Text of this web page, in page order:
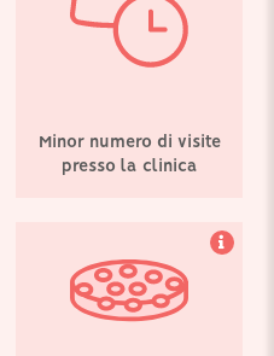
Minor numero di visite
presso la clinica
ciclo di trattamento
possono essere congelati
e stoccati in modo che tu
possa utilizzarli in futuro.
della
a
i
presso